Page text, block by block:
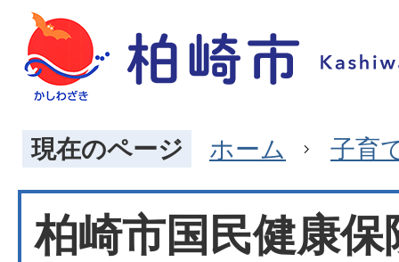
現在のページ ホーム 子育
柏崎市国民健康保